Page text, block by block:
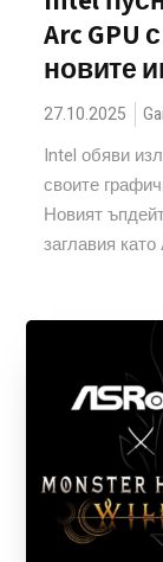
Arc GPU
новите
27.10.2025
Intel обяви
своите
Новият
заглавия